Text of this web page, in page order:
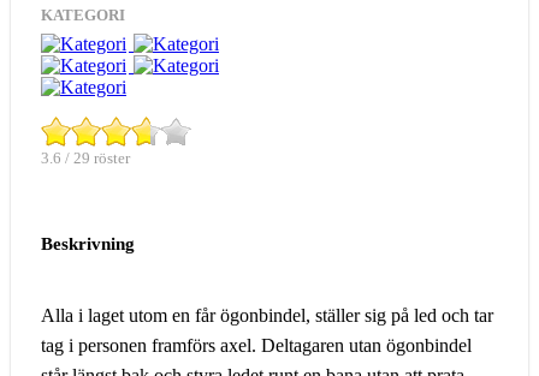
KATEGORI
3.6 / 29 röster
Beskrivning
Alla i laget utom en får ögonbindel, ställer sig på led och tar
tag i personen framförs axel. Deltagaren utan ögonbindel